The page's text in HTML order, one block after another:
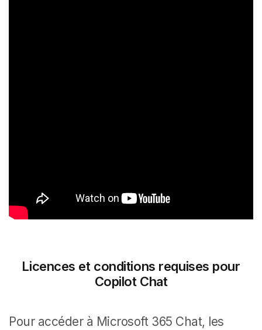
Licences et conditions requises pour
Copilot Chat
Pour accéder à Microsoft 365 Chat, les